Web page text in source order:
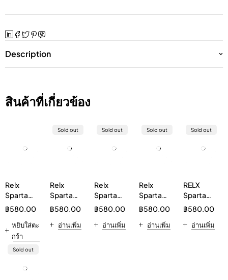
Description
สินค้าที่เกี่ยวข้อง
Relx
Sparta
20000
Strawberry
฿580.00
หยิบใส่ตะ
กร้า
Sold out
Relx
Sparta
20000
Mint
฿580.00
อ่านเพิ่ม
Sold out
Relx
Sparta
20000
฿580.00
อ่านเพิ่ม
Sold out
Relx
Sparta
20000
Water
฿580.00
อ่านเพิ่ม
Sold out
RELX
Sparta
20000
5%
฿580.00
อ่านเพิ่ม
Sold out